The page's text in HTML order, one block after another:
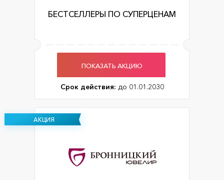
БЕСТСЕЛЛЕРЫ ПО СУПЕРЦЕНАМ
ПОКАЗАТЬ АКЦИЮ
Срок действия: до 01.01.2030
АКЦИЯ